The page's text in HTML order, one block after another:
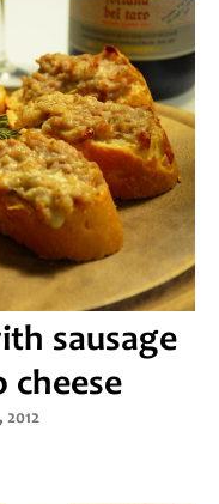
sausage
cheese
2012